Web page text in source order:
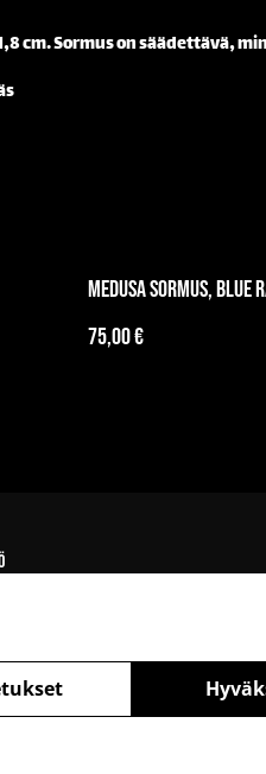
cm. Sormus on säädettävä,
Medusa sormus, Blue
75,00 €